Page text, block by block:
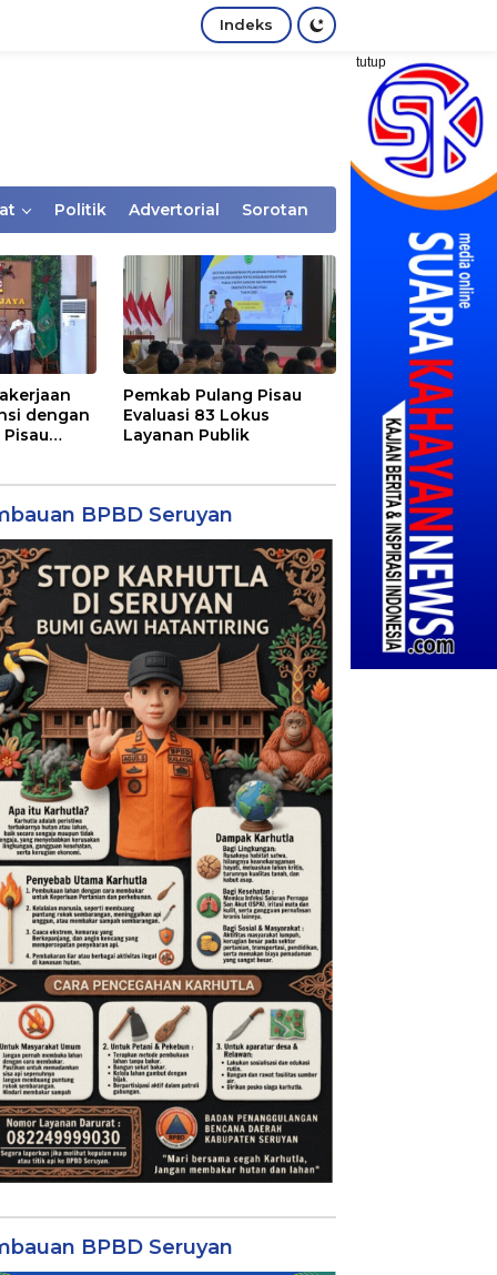
Indeks
tutup
Politik Advertorial Sorotan
dengan
Pemkab Pulang Pisau
Evaluasi 83 Lokus
Layanan Publik
BPBD Seruyan
BPBD Seruyan